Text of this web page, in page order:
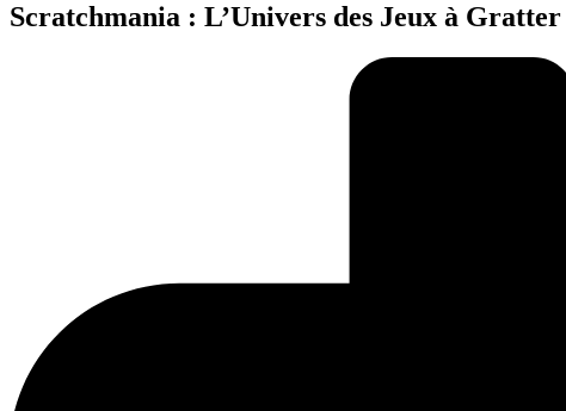
Scratchmania : L’Univers des Jeux à